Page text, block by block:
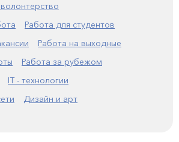
Работа для студентов
Работа на выходные
Работа за рубежом
IT - технологии
Дизайн и арт